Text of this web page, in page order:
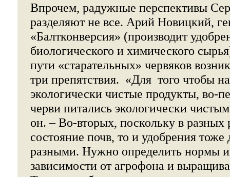
Впрочем, радужные перспективы
разделяют не все. Арий Новицкий,
«Балтконверсия» (производит
биологического и химического
пути «старательных» червяков
три препятствия. «Для того чтобы
экологически чистые продукты,
черви питались экологически
он. – Во-вторых, поскольку в разных
состояние почв, то и удобрения
разными. Нужно определить нормы
зависимости от агрофона и